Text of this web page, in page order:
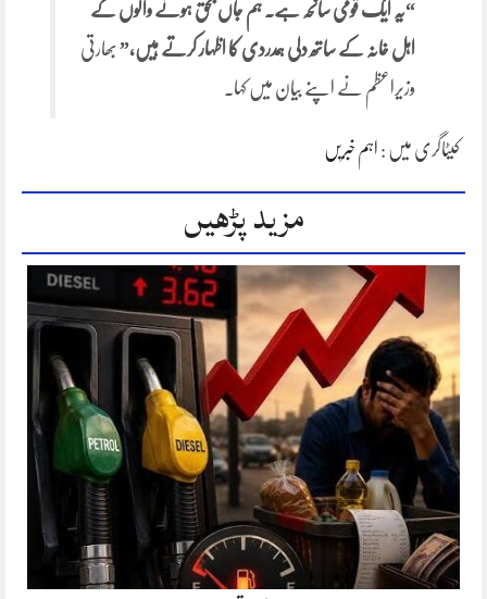
“یہ ایک قومی سانحہ ہے۔ ہم جاں بحق ہونے والوں کے
اہل خانہ کے ساتھ دلی ہمدردی کا اظہار کرتے ہیں،”بھارتی
وزیراعظم نے اپنے بیان میں کہا۔
کیٹاگری میں : اہم خبریں
مزید پڑھیں